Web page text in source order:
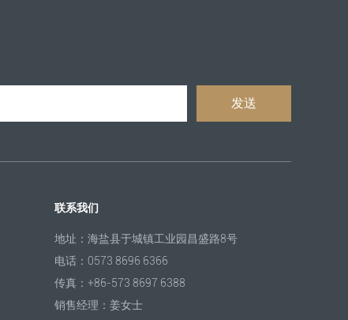
联系我们
地址：海盐县于城镇工业园昌盛路8号
电话：0573 8696 6366
传真：+86-573 8697 6388
销售经理：姜女士